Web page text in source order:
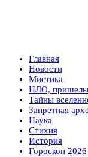
Главная
Новости
Мистика
НЛО,
Тайны
Запретная
Наука
Стихия
История
Гороскоп 2026